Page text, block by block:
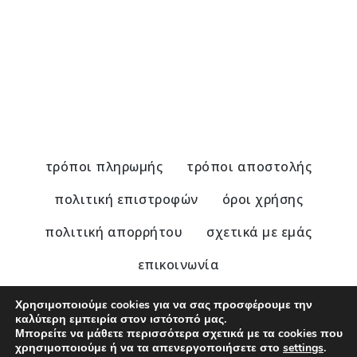
τρόποι πληρωμής
τρόποι αποστολής
πολιτική επιστροφών
όροι χρήσης
πολιτική απορρήτου
σχετικά με εμάς
επικοινωνία
© 2020 - 2025 Nu Modern Greek
Χρησιμοποιούμε cookies για να σας προσφέρουμε την
καλύτερη εμπειρία στον ιστότοπό μας.
Μπορείτε να μάθετε περισσότερα σχετικά με τα cookies που
χρησιμοποιούμε ή να τα απενεργοποιήσετε στο settings.